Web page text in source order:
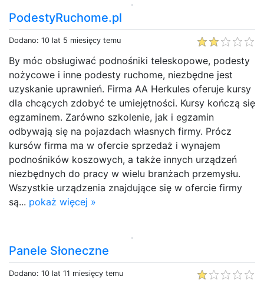
PodestyRuchome.pl
Dodano: 10 lat 5 miesięcy temu
By móc obsługiwać podnośniki teleskopowe, podesty
nożycowe i inne podesty ruchome, niezbędne jest
uzyskanie uprawnień. Firma AA Herkules oferuje kursy
dla chcących zdobyć te umiejętności. Kursy kończą się
egzaminem. Zarówno szkolenie, jak i egzamin
odbywają się na pojazdach własnych firmy. Prócz
kursów firma ma w ofercie sprzedaż i wynajem
podnośników koszowych, a także innych urządzeń
niezbędnych do pracy w wielu branżach przemysłu.
Wszystkie urządzenia znajdujące się w ofercie firmy
są... pokaż więcej »
Panele Słoneczne
Dodano: 10 lat 11 miesięcy temu